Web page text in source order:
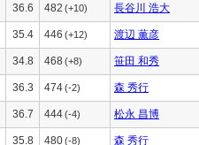
36.6 482 (+10) 長谷川 浩大
35.4 446 (+12) 渡辺 薫彦
34.8 468 (+8) 笹田 和秀
36.3 474(-2) 森 秀行
36.7 444(-4) 松永 昌博
35.8 480(-8) 森 秀行